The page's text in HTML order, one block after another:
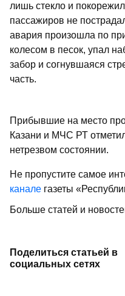
лишь стекло и
пассажиров не
авария произошла по
колесом в песок, упал
забор и согнувшаяся
часть.
Прибывшие на место
Казани и МЧС РТ
нетрезвом состоянии.
Не пропустите самое
канале газеты
Больше статей и
Поделиться статьей в
социальных сетях